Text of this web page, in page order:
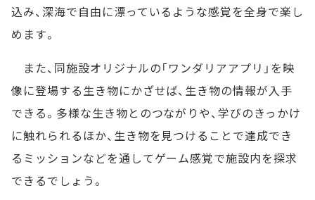
込み、深海で自由に漂っているような感覚を全身で楽し
めます。
また、同施設オリジナルの「ワンダリアアプリ」を映
像に登場する生き物にかざせば、生き物の情報が入手
できる。多様な生き物とのつながりや、学びのきっかけ
に触れられるほか、生き物を見つけることで達成でき
るミッションなどを通してゲーム感覚で施設内を探求
できるでしょう。